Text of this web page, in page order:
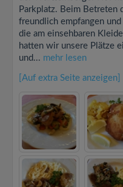
Parkplatz. Beim Betreten
freundlich empfangen
die am einsehbaren
hatten wir unsere Plätze
und... mehr lesen
[Auf extra Seite anzeigen]